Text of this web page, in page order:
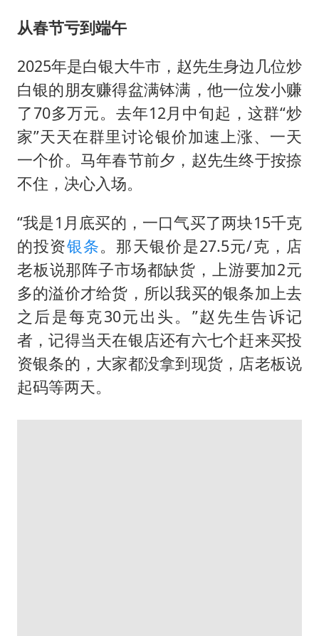
从春节亏到端午
2025年是白银大牛市，赵先生身边几位炒
白银的朋友赚得盆满钵满，他一位发小赚
了70多万元。去年12月中旬起，这群“炒
家”天天在群里讨论银价加速上涨、一天
一个价。马年春节前夕，赵先生终于按捺
不住，决心入场。
“我是1月底买的，一口气买了两块15千克
的投资银条。那天银价是27.5元/克，店
老板说那阵子市场都缺货，上游要加2元
多的溢价才给货，所以我买的银条加上去
之后是每克30元出头。”赵先生告诉记
者，记得当天在银店还有六七个赶来买投
资银条的，大家都没拿到现货，店老板说
起码等两天。